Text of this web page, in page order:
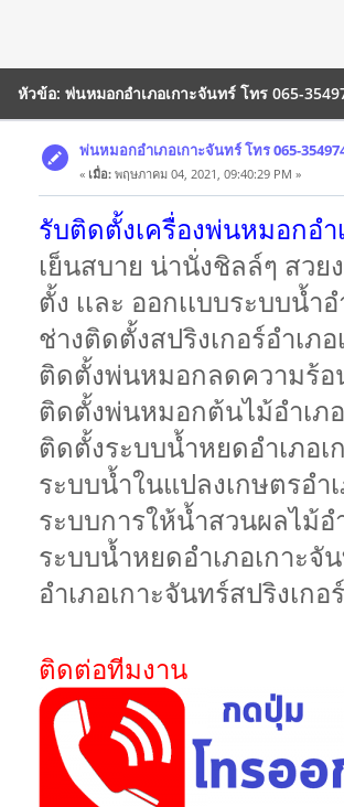
หัวข้อ: พ่นหมอกอำเภอเกาะจันทร์ โทร 065-
พ่นหมอกอำเภอเกาะจันทร์ โทร 065-
« เมื่อ:พฤษภาคม 04, 2021, 09:40:29 PM »
รับติดตั้งเครื่องพ่นหมอกอำ
เย็นสบาย น่านั่งชิลล์ๆ สวย
ตั้ง เเละ ออกเเบบระบบน้
ช่างติดตั้งสปริงเกอร์อำเภ
ติดตั้งพ่นหมอกลดความร้อ
ติดตั้งพ่นหมอกต้นไม้อำเภ
ติดตั้งระบบน้ำหยดอำเภอเ
ระบบน้ำในแปลงเกษตรอำ
ระบบการให้น้ำสวนผลไม้อ
ระบบน้ำหยดอำเภอเกาะจั
อำเภอเกาะจันทร์สปริงเก
ติดต่อทีมงาน